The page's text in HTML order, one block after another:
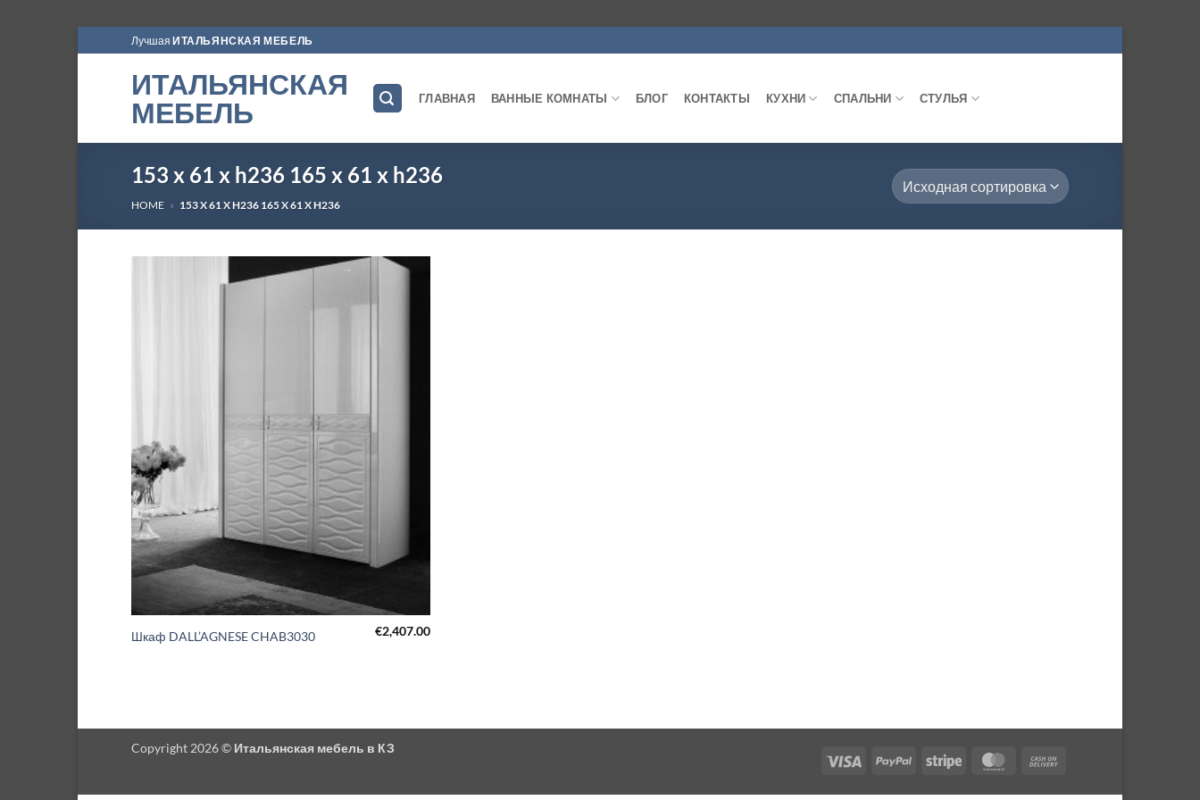
to
Лучшая ИТАЛЬЯНСКАЯ МЕБЕЛЬ
ИТАЛЬЯНСКАЯ
МЕБЕЛЬ
ГЛАВНАЯ ВАННЫЕ КОМНАТЫ БЛОГ КОНТАКТЫ КУХНИ СПАЛЬНИ СТУЛЬЯ
153 x 61 x h236 165 x 61 x h236
HOME » 153 X 61 X H236 165 X 61 X H236
Шкаф DALL’AGNESE CHAB3030 €2,407.00
Visa PayPal Stripe MasterCard
Copyright 2026 © Итальянская мебель в КЗ